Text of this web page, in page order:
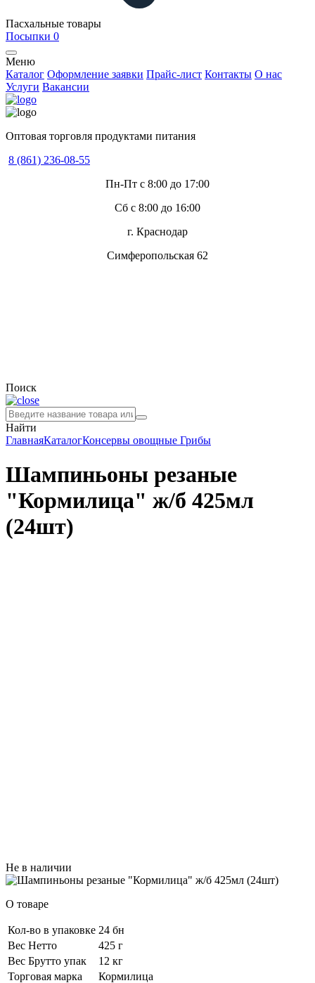
Пасхальные товары
Посыпки 0
Меню
Каталог Оформление заявки Прайс-лист Контакты О нас
Услуги Вакансии
Оптовая торговля продуктами питания
8 (861) 236-08-55
Пн-Пт с 8:00 до 17:00
Сб с 8:00 до 16:00
г. Краснодар
Симферопольская 62
Поиск
Найти
ГлавнаяКаталогКонсервы овощные Грибы
Шампиньоны резаные
"Кормилица" ж/б 425мл
(24шт)
Не в наличии
О товаре
Кол-во в упаковке 24 бн
Вес Нетто
425 г
Вес Брутто упак
12 кг
Торговая марка
Кормилица